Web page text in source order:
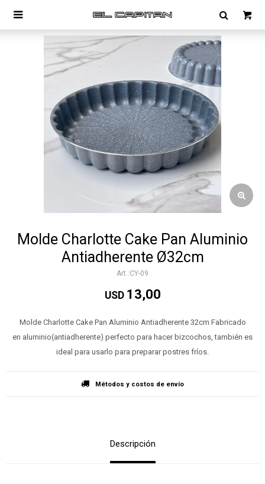

Molde Charlotte Cake Pan Aluminio
Antiadherente Ø32cm
CY-09
USD 13,00
Molde Charlotte Cake Pan Aluminio Antiadherente 32cm Fabricado
en aluminio(antiadherente) perfecto para hacer bizcochos, también es
ideal para usarlo para preparar postres fríos.
Métodos y costos de envío
Descripción